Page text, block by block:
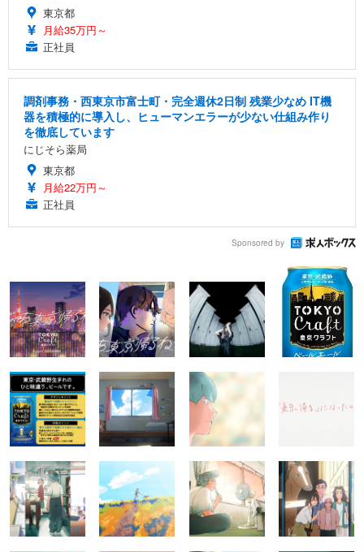
東京都
月給35万円～
正社員
調剤事務・西東京市富士町・完全週休2日制 残業少なめ IT機
器を積極的に導入し、ヒューマンエラーが少ない仕組み作り
を徹底しています
にじそら薬局
東京都
月給22万円～
正社員
Sponsored by